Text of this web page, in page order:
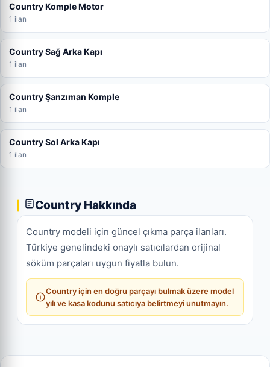
Country Komple Motor
1 ilan
Country Sağ Arka Kapı
1 ilan
Country Şanzıman Komple
1 ilan
Country Sol Arka Kapı
1 ilan
Country Hakkında
Country modeli için güncel çıkma parça ilanları.
Türkiye genelindeki onaylı satıcılardan orijinal
söküm parçaları uygun fiyatla bulun.
Country için en doğru parçayı bulmak üzere model
yılı ve kasa kodunu satıcıya belirtmeyi unutmayın.